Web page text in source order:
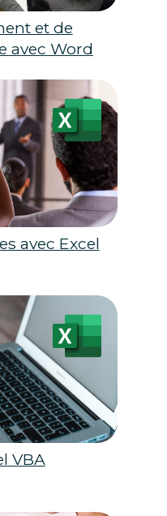
et de
avec Word
avec Excel
VBA